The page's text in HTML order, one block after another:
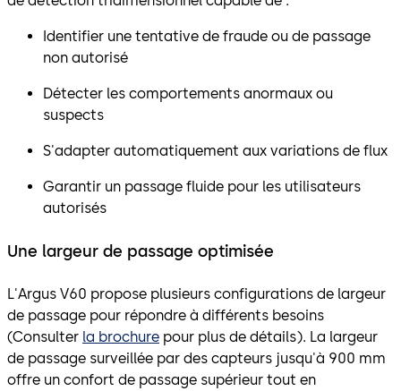
Identifier une tentative de fraude ou de passage
non autorisé
Détecter les comportements anormaux ou
suspects
S'adapter automatiquement aux variations de flux
Garantir un passage fluide pour les utilisateurs
autorisés
Une largeur de passage optimisée
L'Argus V60 propose plusieurs configurations de largeur
de passage pour répondre à différents besoins
(Consulter la brochure pour plus de détails). La largeur
de passage surveillée par des capteurs jusqu'à 900 mm
offre un confort de passage supérieur tout en